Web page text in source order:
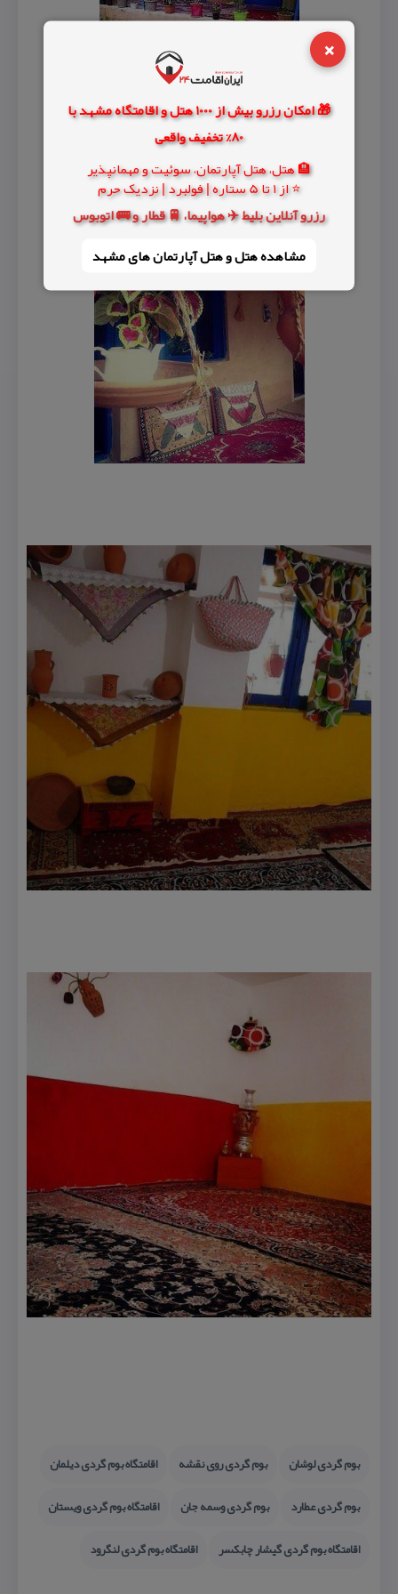
×
🎁 امکان رزرو بیش از 1000 هتل و اقامتگاه مشهد با
80% تخفیف واقعی
🏨 هتل، هتل آپارتمان، سوئیت و مهمانپذیر
⭐ از 1 تا 5 ستاره | فولبرد | نزدیک حرم
رزرو آنلاین بلیط ✈️ هواپیما، 🚆 قطار و 🚌 اتوبوس
مشاهده هتل و هتل‌ آپارتمان های مشهد
بوم گردی لوشان بوم گردی روی نقشه
اقامتگاه بوم گردی دیلمان
بوم گردی عطارد
بوم گردی وسمه جان
اقامتگاه بوم گردی ویستان
اقامتگاه بوم گردی گیشار چابكسر
اقامتگاه بوم گردی لنگرود